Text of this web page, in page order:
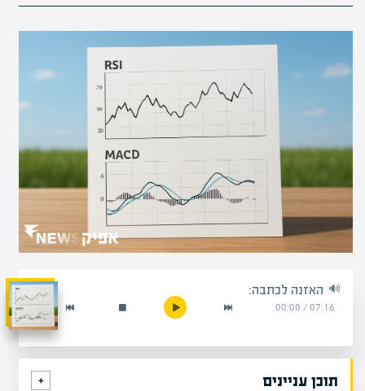
האזנה לכתבה:
07:16
/
00:00
תוכן עניינים